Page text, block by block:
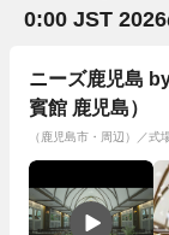
0:00 JST 2026
ニーズ鹿児島
賓館 鹿児島）
（鹿児島市・周辺）／式